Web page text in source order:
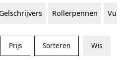
Gelschrijvers Rollerpennen
Prijs Sorteren Wis